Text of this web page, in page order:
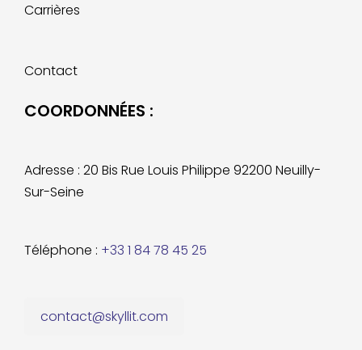
Carrières
Contact
COORDONNÉES :
Adresse : 20 Bis Rue Louis Philippe 92200 Neuilly-
Sur-Seine
Téléphone : +33 1 84 78 45 25
contact@skyllit.com